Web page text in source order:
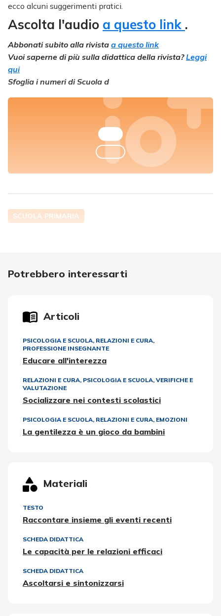
ecco alcuni suggerimenti pratici.
Ascolta l'audio a questo link .
Abbonati subito alla rivista a questo link
Vuoi saperne di più sulla didattica della rivista?Leggi
qui
Sfoglia i numeri di Scuola d
SCUOLA PRIMARIA
Potrebbero interessarti
Articoli
PSICOLOGIA E SCUOLA, RELAZIONI E CURA,
PROFESSIONE INSEGNANTE
Educare all'interezza
RELAZIONI E CURA, PSICOLOGIA E SCUOLA, VERIFICHE E
VALUTAZIONE
Socializzare nei contesti scolastici
PSICOLOGIA E SCUOLA, RELAZIONI E CURA, EMOZIONI
La gentilezza è un gioco da bambini
Materiali
TESTO
Raccontare insieme gli eventi recenti
SCHEDA DIDATTICA
Le capacità per le relazioni efficaci
SCHEDA DIDATTICA
Ascoltarsi e sintonizzarsi